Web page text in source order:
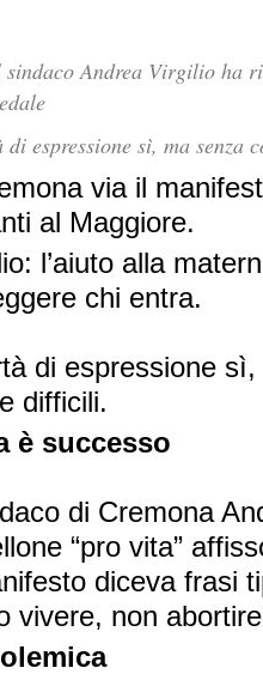
Andrea Virgilio ha
di espressione sì, ma senza
via il
al Maggiore.
l’aiuto alla
chi entra.
di espressione
difficili.
è successo
di Cremona
“pro vita”
diceva frasi
vivere, non